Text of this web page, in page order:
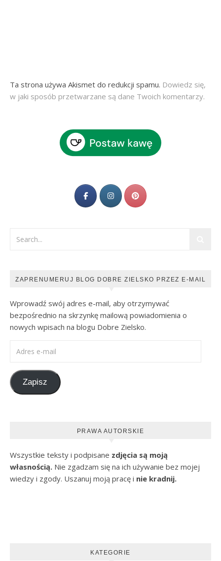
Ta strona używa Akismet do redukcji spamu. Dowiedz się,
w jaki sposób przetwarzane są dane Twoich komentarzy.
ZAPRENUMERUJ BLOG DOBRE ZIELSKO PRZEZ E-MAIL
Wprowadź swój adres e-mail, aby otrzymywać
bezpośrednio na skrzynkę mailową powiadomienia o
nowych wpisach na blogu Dobre Zielsko.
Zapisz
PRAWA AUTORSKIE
Wszystkie teksty i podpisane zdjęcia są moją
własnością. Nie zgadzam się na ich używanie bez mojej
wiedzy i zgody. Uszanuj moją pracę i nie kradnij.
KATEGORIE